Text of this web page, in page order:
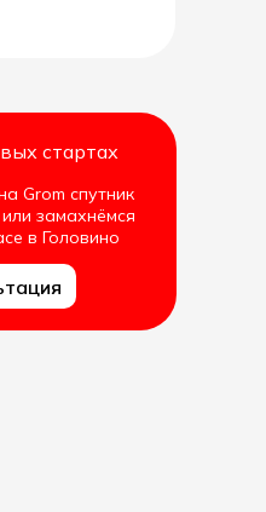
стартах
Grom спутник
замахнёмся
в Головино